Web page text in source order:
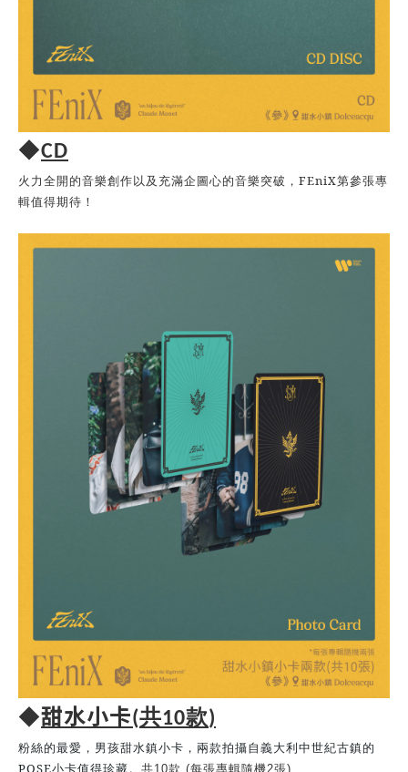
◆CD
火力全開的音樂創作以及充滿企圖心的音樂突破， FEniX第參張專
輯值得期待！
◆甜水小卡(共10款)
粉絲的最愛，男孩甜水鎮小卡，兩款拍攝自義大利中世紀古鎮的
POSE小卡值得珍藏。 共10款 (每張專輯隨機2張)